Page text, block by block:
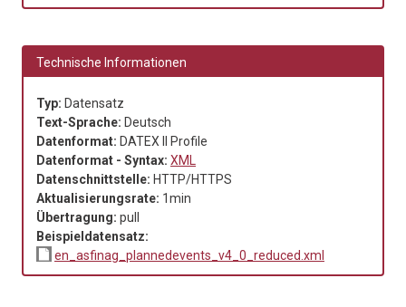
Technische Informationen
Typ: Datensatz
Text-Sprache: Deutsch
Datenformat: DATEX II Profile
Datenformat - Syntax: XML
Datenschnittstelle: HTTP/HTTPS
Aktualisierungsrate: 1min
Übertragung: pull
Beispieldatensatz:
en_asfinag_plannedevents_v4_0_reduced.xml